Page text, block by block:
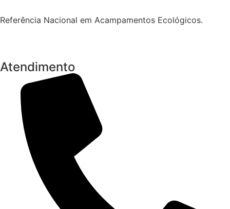
Referência Nacional em Acampamentos Ecológicos.
Atendimento